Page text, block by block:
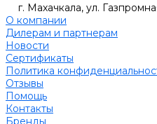
г. Махачкала, ул.
О компании
Дилерам и партнерам
Новости
Сертификаты
Политика
Отзывы
Помощь
Контакты
Бренды